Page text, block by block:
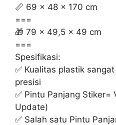
📏 69 x 48 x 170 cm
===
🎁 79 x 49,5 x 49 cm
===
Spesifikasi:
✅ Kualitas plastik
presisi
✅ Pintu Panjang Stiker=
Update)
✅ Salah satu Pintu